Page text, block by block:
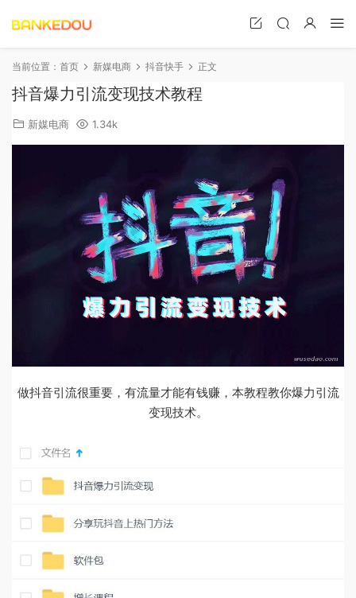
当前位置： 首页 新媒电商 抖音快手 正文
抖音爆力引流变现技术教程
新媒电商 1.34k
做抖音引流很重要，有流量才能有钱赚，本教程教你爆力引流
变现技术。